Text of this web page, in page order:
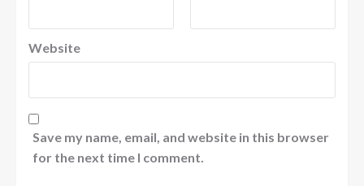
Website
Save my name, email, and website in this browser
for the next time I comment.